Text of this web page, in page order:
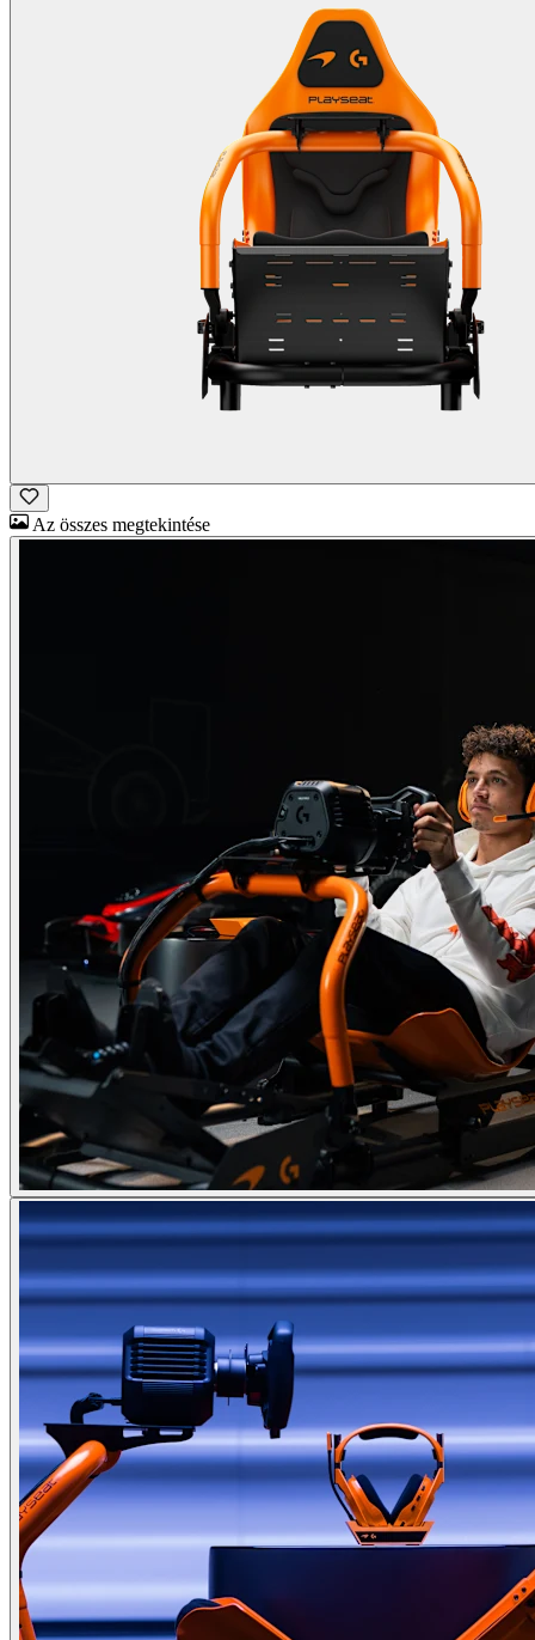
Az összes megtekintése